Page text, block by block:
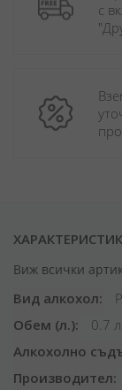
с
Виж всички
Вид алкохол
Обем (л.)
0.7 л.
Алкохолно
Производител